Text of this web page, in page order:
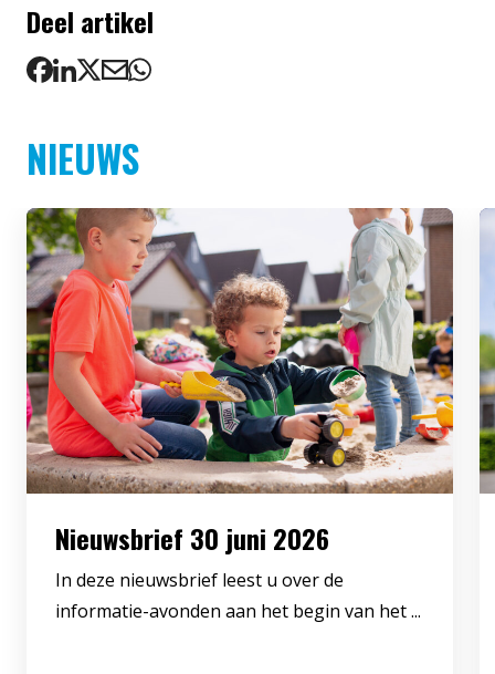
Deel artikel
NIEUWS
Nieuwsbrief 30 juni 2026
In deze nieuwsbrief leest u over de
informatie-avonden aan het begin van het ...